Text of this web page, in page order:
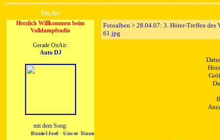
On Air
Herzlich Willkommen beim
Volldampfradio
Gerade OnAir:
Auto DJ
mit dem Song:
Daniel Joel - Unser Traum vom Maerchenland
Fotoalben > 28.04.07: 3. Hörer-Treffen des
61.jpg